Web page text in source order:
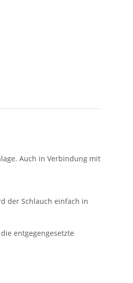
Auch in Verbindung mit
der Schlauch einfach in
entgegengesetzte